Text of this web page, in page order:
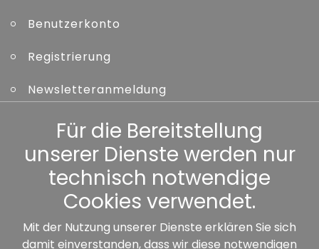
Benutzerkonto
Registrierung
Newsletteranmeldung
Kennwort vergessen
Sonstiges
Für die Bereitstellung
unserer Dienste werden nur
technisch notwendige
Cookies verwendet.
Mit der Nutzung unserer Dienste erklären Sie sich
damit einverstanden, dass wir diese notwendigen